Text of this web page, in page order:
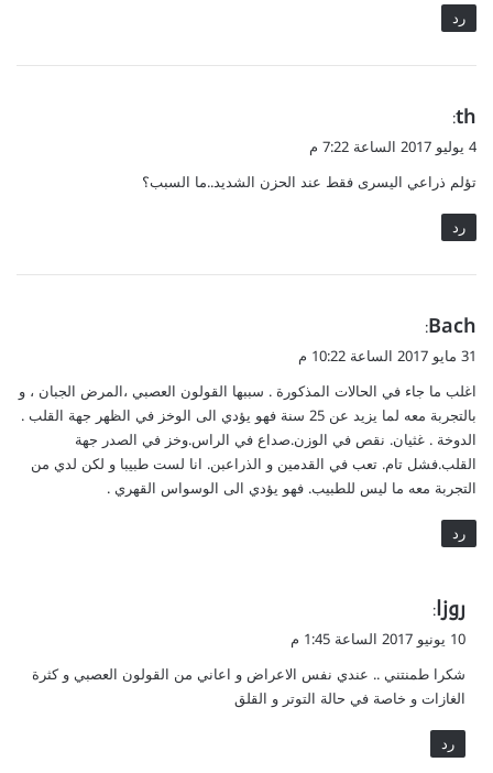
رد
ي
ق
ل
th
:
4 يوليو 2017 الساعة 7:22 م
تؤلم ذراعي اليسرى فقط عند الحزن الشديد..ما السبب؟
رد
ي
ق
ل
Bach
:
31 مايو 2017 الساعة 10:22 م
اغلب ما جاء في الحالات المذكورة . سببها القولون العصبي ،المرض الجبان ، و
بالتجربة معه لما يزيد عن 25 سنة فهو يؤدي الى الوخز في الظهر جهة القلب .
الدوخة . غثيان. نقص في الوزن.صداع في الراس.وخز في الصدر جهة
القلب.فشل تام. تعب في القدمين و الذراعبن. انا لست طبيبا و لكن لدي من
التجربة معه ما ليس للطبيب. فهو يؤدي الى الوسواس القهري .
رد
ي
ق
ل
روزا:
10 يونيو 2017 الساعة 1:45 م
شكرا طمنتني .. عندي نفس الاعراض و اعاني من القولون العصبي و كثرة
الغازات و خاصة في حالة التوتر و القلق
رد